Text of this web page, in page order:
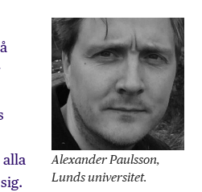
Alexander Paulsson,
Lunds universitet.